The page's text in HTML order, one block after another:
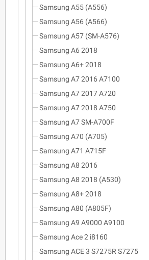
Samsung A55 (A556)
Samsung A56 (A566)
Samsung A57 (SM-A576)
Samsung A6 2018
Samsung A6+ 2018
Samsung A7 2016 A7100
Samsung A7 2017 A720
Samsung A7 2018 A750
Samsung A7 SM-A700F
Samsung A70 (A705)
Samsung A71 A715F
Samsung A8 2016
Samsung A8 2018 (A530)
Samsung A8+ 2018
Samsung A80 (A805F)
Samsung A9 A9000 A9100
Samsung Ace 2 i8160
Samsung ACE 3 S7275R S7275